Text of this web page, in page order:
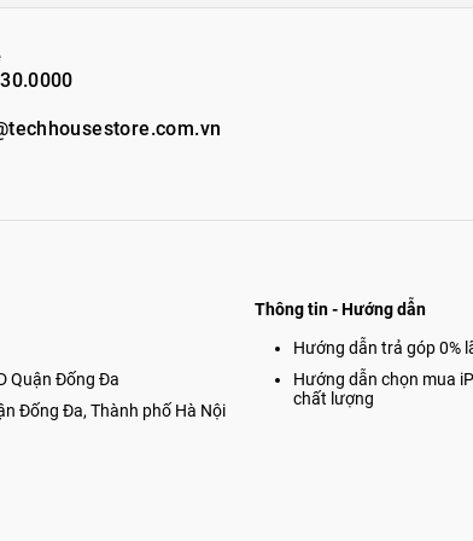
siêu mạnh mẽ
2021 hỗ trợ cổng kết nối Thunderbolt linh
C hiện có. Băng thông dành cho kết nối có
Điều này cho phép thiết bị truyền tải dữ
đến 6K.
Quận Đống Đa
Đống Đa, Thành phố Hà Nội
Thông tin - Hướng dẫn
Hướng dẫn trả góp 0%
Hướng dẫn chọn mua
chất lượng